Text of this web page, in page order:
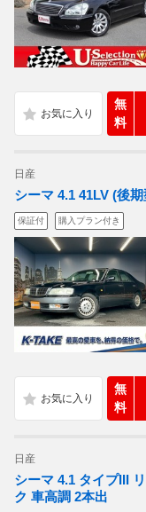
無
料
日産
シーマ 4.1 41LV (後
保証付 購入プラン付き
無
料
日産
シーマ 4.1 タイプIII
ク 車高調 2本出